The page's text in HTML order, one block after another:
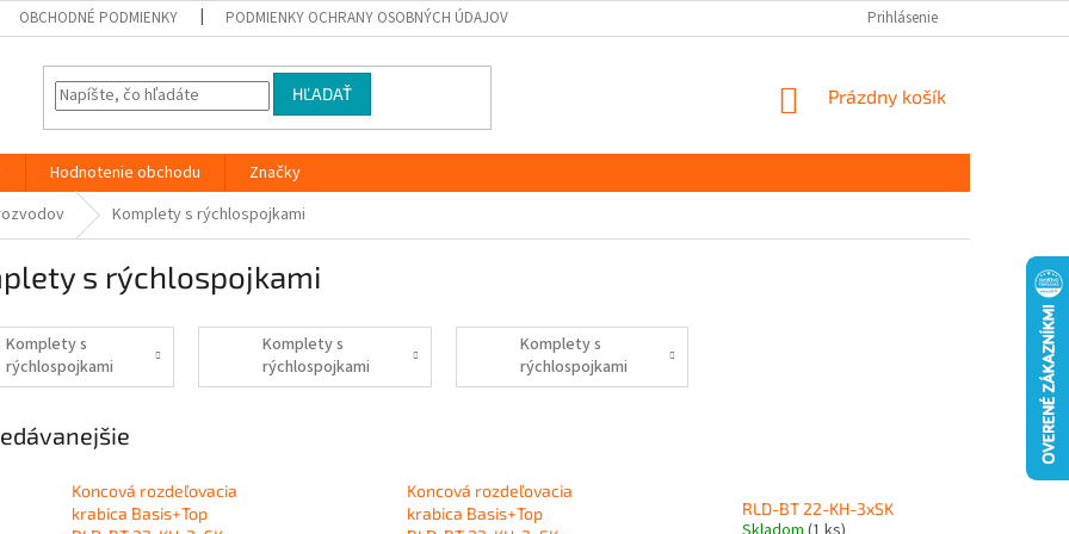
OBCHODNÉ PODMIENKY PODMIENKY OCHRANY OSOBNÝCH ÚDAJOV Prihlásenie
HĽADAŤ
NÁKUPNÝ
Prázdny košík
Hodnotenie obchodu
Značky
Komplety s rýchlospojkami
s rýchlospojkami
Komplety s
rýchlospojkami
15 mm
Komplety s
rýchlospojkami
18 mm
Komplety s
rýchlospojkami
22 mm
Koncová rozdeľovacia
krabica Basis+Top
Koncová rozdeľovacia
krabica Basis+Top
RLD-BT 22-KH-3xSK